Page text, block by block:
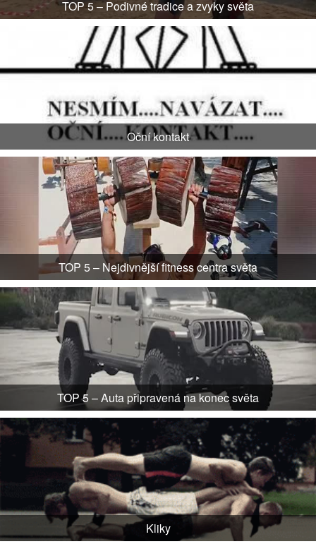
TOP 5 – Podivné tradice a zvyky světa
Oční kontakt
TOP 5 – Nejdivnější fitness centra světa
TOP 5 – Auta připravená na konec světa
Kliky